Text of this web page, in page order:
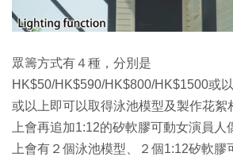
眾籌方式有４種，分別是
HK$50/HK$590/HK$800/HK$1500或
或以上即可以取得泳池模型及製作花絮
上會再追加1:12的矽軟膠可動女演員人
上會有２個泳池模型、２個1:12矽軟